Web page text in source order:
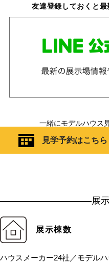
友達登録しておくと最
一緒にモデルハウス
見学予約はこちら
展
展示棟数
ハウスメーカー24社／モデル